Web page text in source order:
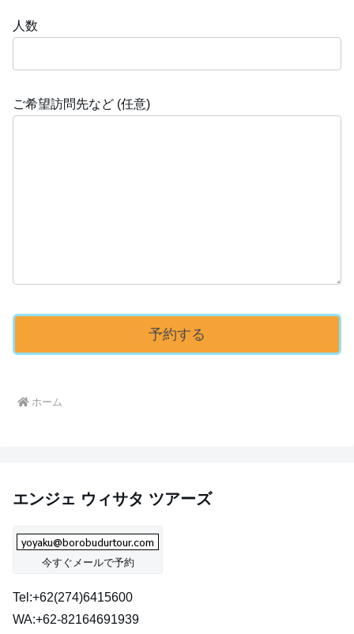
人数
ご希望訪問先など (任意)
ホーム
エンジェ ウィサタ ツアーズ
今すぐメールで予約
Tel:+62(274)6415600
WA:+62-82164691939